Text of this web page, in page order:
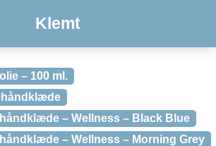
Klemt
– 100 ml.
– Wellness – Black Blue
– Wellness – Morning Grey